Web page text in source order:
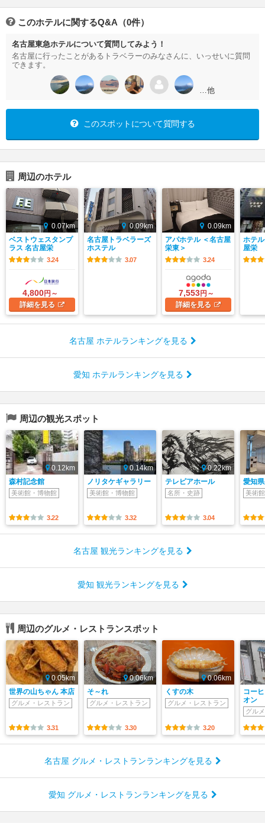
このホテルに関するQ&A（0件）
名古屋東急ホテルについて質問してみよう！
名古屋に行ったことがあるトラベラーのみなさんに、いっせいに質問
できます。
…他
このスポットについて質問する
周辺のホテル
0.07km
ベストウェスタンプ
ラス 名古屋栄
3.24
4,800円～
詳細を見る
0.09km
名古屋トラベラーズ
ホステル
3.07
0.09km
アパホテル ＜名古屋
栄東＞
3.24
7,553円～
詳細を見る
ホテ
屋栄
名古屋 ホテルランキングを見る
愛知 ホテルランキングを見る
周辺の観光スポット
0.12km
森村記念館
美術館・博物館
3.22
0.14km
ノリタケギャラリー
美術館・博物館
3.32
0.22km
テレピアホール
名所・史跡
3.04
愛知
美術
名古屋 観光ランキングを見る
愛知 観光ランキングを見る
周辺のグルメ・レストランスポット
0.05km
世界の山ちゃん 本店
グルメ・レストラン
3.31
0.06km
そ～れ
グルメ・レストラン
3.30
0.06km
くすの木
グルメ・レストラン
3.20
コー
オン
グル
名古屋 グルメ・レストランランキングを見る
愛知 グルメ・レストランランキングを見る